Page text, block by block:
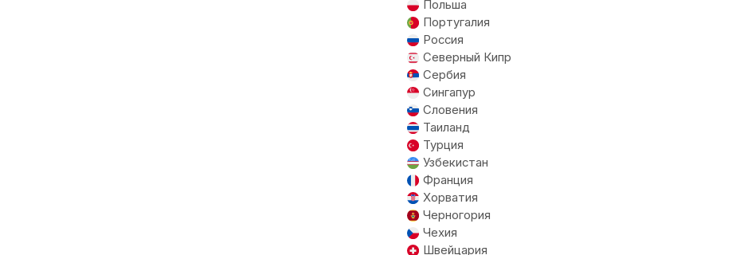
Польша
Португалия
Россия
Северный Кипр
Сербия
Сингапур
Словения
Таиланд
Турция
Узбекистан
Франция
Хорватия
Черногория
Чехия
Швейцария